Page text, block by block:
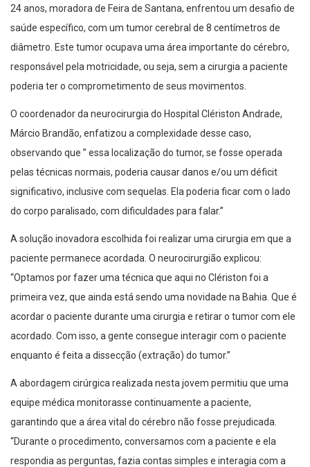
24 anos, moradora de Feira de Santana, enfrentou um desafio de
saúde específico, com um tumor cerebral de 8 centímetros de
diâmetro. Este tumor ocupava uma área importante do cérebro,
responsável pela motricidade, ou seja, sem a cirurgia a paciente
poderia ter o comprometimento de seus movimentos.
O coordenador da neurocirurgia do Hospital Clériston Andrade,
Márcio Brandão, enfatizou a complexidade desse caso,
observando que ” essa localização do tumor, se fosse operada
pelas técnicas normais, poderia causar danos e/ou um déficit
significativo, inclusive com sequelas. Ela poderia ficar com o lado
do corpo paralisado, com dificuldades para falar.”
A solução inovadora escolhida foi realizar uma cirurgia em que a
paciente permanece acordada. O neurocirurgião explicou:
“Optamos por fazer uma técnica que aqui no Clériston foi a
primeira vez, que ainda está sendo uma novidade na Bahia. Que é
acordar o paciente durante uma cirurgia e retirar o tumor com ele
acordado. Com isso, a gente consegue interagir com o paciente
enquanto é feita a dissecção (extração) do tumor.”
A abordagem cirúrgica realizada nesta jovem permitiu que uma
equipe médica monitorasse continuamente a paciente,
garantindo que a área vital do cérebro não fosse prejudicada.
“Durante o procedimento, conversamos com a paciente e ela
respondia as perguntas, fazia contas simples e interagia com a